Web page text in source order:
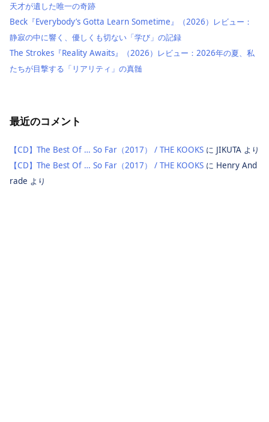
天才が遺した唯一の奇跡
Beck『Everybody’s Gotta Learn Sometime』（2026）レビュー：
静寂の中に響く、優しくも切ない「学び」の記録
The Strokes『Reality Awaits』（2026）レビュー：2026年の夏、私
たちが目撃する「リアリティ」の真髄
最近のコメント
【CD】The Best Of … So Far（2017） / THE KOOKS に JIKUTA より
【CD】The Best Of … So Far（2017） / THE KOOKS に Henry And
rade より